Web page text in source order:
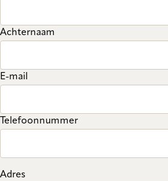
Achternaam
E-mail
Telefoonnummer
Adres